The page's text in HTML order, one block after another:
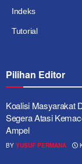
Indeks
Tutorial
Pilihan Editor
Koalisi Masyarakat
Segera Atasi
Ampel
BY YUSUF PERMANA